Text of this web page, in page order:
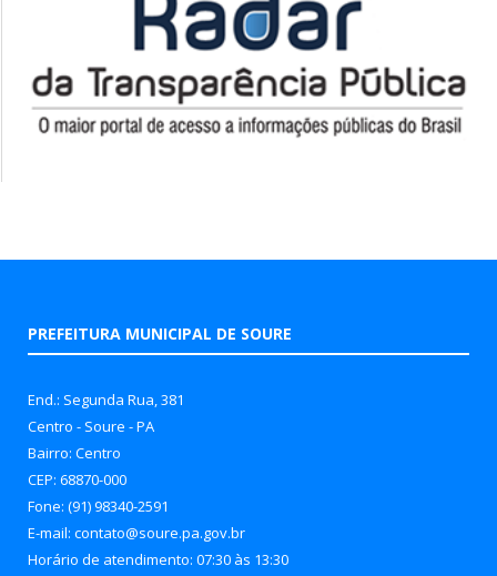
PREFEITURA MUNICIPAL DE SOURE
End.: Segunda Rua, 381
Centro - Soure - PA
Bairro: Centro
CEP: 68870-000
Fone: (91) 98340-2591
E-mail: contato@soure.pa.gov.br
Horário de atendimento: 07:30 às 13:30